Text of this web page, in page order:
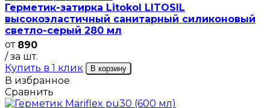
Герметик-затирка Litokol LITOSIL
высокоэластичный санитарный силиконовый
светло-серый 280 мл
от 890
/ за шт.
Купить в 1 клик
В корзину
В избранное
Сравнить